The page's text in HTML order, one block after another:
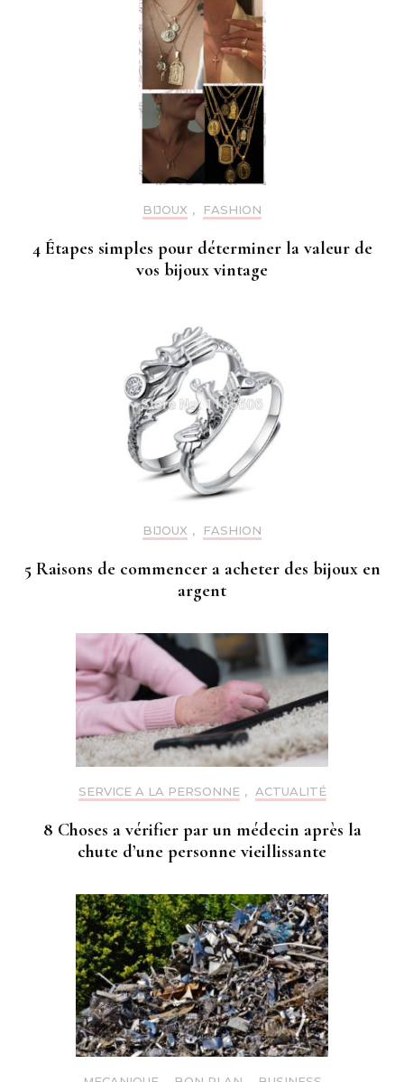
BIJOUX , FASHION
4 Étapes simples pour déterminer la valeur de
vos bijoux vintage
BIJOUX , FASHION
5 Raisons de commencer a acheter des bijoux en
argent
SERVICE A LA PERSONNE , ACTUALITÉ
8 Choses a vérifier par un médecin après la
chute d’une personne vieillissante